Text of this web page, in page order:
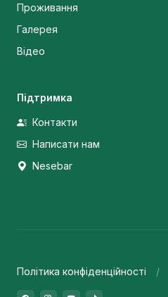
Проживання
Галерея
Відео
Підтримка
Контакти
Написати нам
Nesebar
Політика конфіденційності